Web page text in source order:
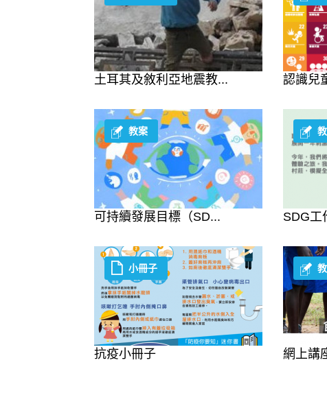
土耳其及敘利亞地震教... 認識兒
可持續發展目標（SD...
教案
SDG工
抗疫小冊子
小冊子
網上講